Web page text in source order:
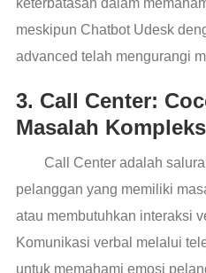
keterbatasan dalam
meskipun Chatbot Udesk
advanced telah mengurangi
3. Call Center:
Masalah
Call Center adalah
pelanggan yang memiliki
atau membutuhkan interaksi
Komunikasi verbal melalui
untuk memahami emosi